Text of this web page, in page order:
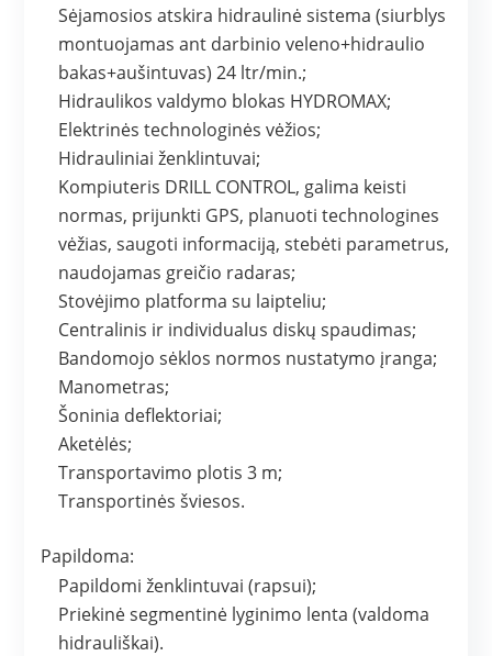
Sėjamosios atskira hidraulinė sistema (siurblys
montuojamas ant darbinio veleno+hidraulio
bakas+aušintuvas) 24 ltr/min.;
Hidraulikos valdymo blokas HYDROMAX;
Elektrinės technologinės vėžios;
Hidrauliniai ženklintuvai;
Kompiuteris DRILL CONTROL, galima keisti
normas, prijunkti GPS, planuoti technologines
vėžias, saugoti informaciją, stebėti parametrus,
naudojamas greičio radaras;
Stovėjimo platforma su laipteliu;
Centralinis ir individualus diskų spaudimas;
Bandomojo sėklos normos nustatymo įranga;
Manometras;
Šoninia deflektoriai;
Aketėlės;
Transportavimo plotis 3 m;
Transportinės šviesos.
Papildoma:
Papildomi ženklintuvai (rapsui);
Priekinė segmentinė lyginimo lenta (valdoma
hidrauliškai).